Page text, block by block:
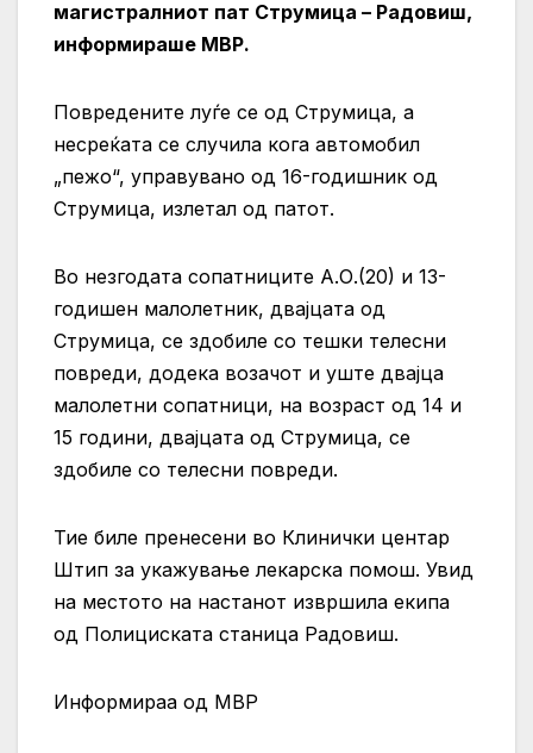
магистралниот пат Струмица – Радовиш,
информираше МВР.
Повредените луѓе се од Струмица, а
несреќата се случила кога автомобил
„пежо“, управувано од 16-годишник од
Струмица, излетал од патот.
Во незгодата сопатниците А.О.(20) и 13-
годишен малолетник, двајцата од
Струмица, се здобиле со тешки телесни
повреди, додека возачот и уште двајца
малолетни сопатници, на возраст од 14 и
15 години, двајцата од Струмица, се
здобиле со телесни повреди.
Тие биле пренесени во Клинички центар
Штип за укажување лекарска помош. Увид
на местото на настанот извршила екипа
од Полициската станица Радовиш.
Информираа од МВР